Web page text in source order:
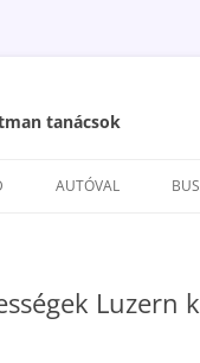
tanácsok
AUTÓVAL
Luzern